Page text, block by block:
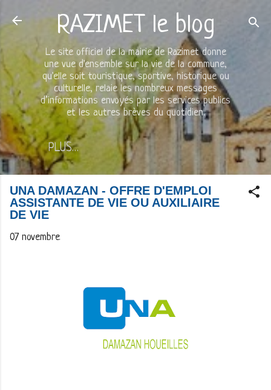
Accéder au contenu principal
RAZIMET le blog
Le site officiel de la mairie de Razimet donne
une vue d'ensemble sur la vie de la commune,
qu'elle soit touristique, sportive, historique ou
culturelle, relaie les nombreux messages
d’informations envoyés par les services publics
et les autres brèves du quotidien.
PLUS…
UNA DAMAZAN - OFFRE D'EMPLOI
ASSISTANTE DE VIE OU AUXILIAIRE
DE VIE
07 novembre